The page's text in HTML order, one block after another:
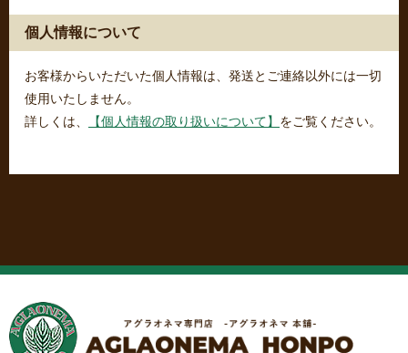
個人情報について
お客様からいただいた個人情報は、発送とご連絡以外には一切
使用いたしません。
詳しくは、
【個人情報の取り扱いについて】 をご覧ください。